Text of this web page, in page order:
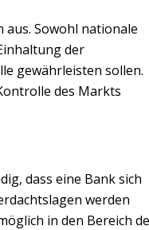
Sowohl nationale
der
gewährleisten sollen.
des Markts
dass eine Bank sich
werden
in den Bereich